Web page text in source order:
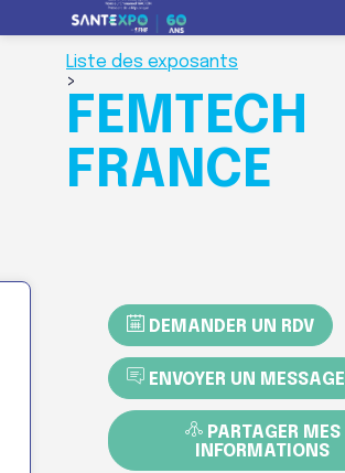
Liste des exposants
>
FEMTECH
FRANCE
DEMANDER UN RDV
ENVOYER UN MESSAGE
PARTAGER MES
INFORMATIONS